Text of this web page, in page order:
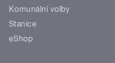
Komunální volby
Stanice
eShop